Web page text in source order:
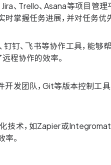
、Trello、Asana等项目管
掌握任务进展，并对任务优
钉、飞书等协作工具，能够
程协作的效率。
发团队，Git等版本控制工
技术，如Zapier或
。